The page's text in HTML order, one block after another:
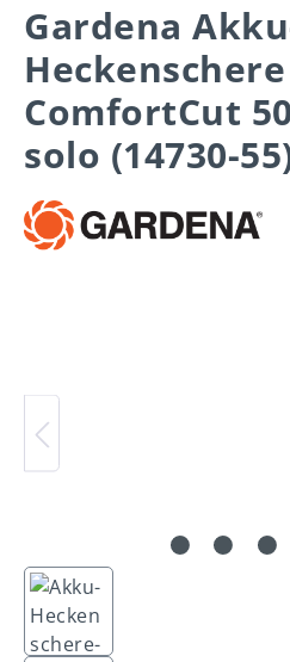
Gardena
Heckenschere
ComfortCut
solo (14730-